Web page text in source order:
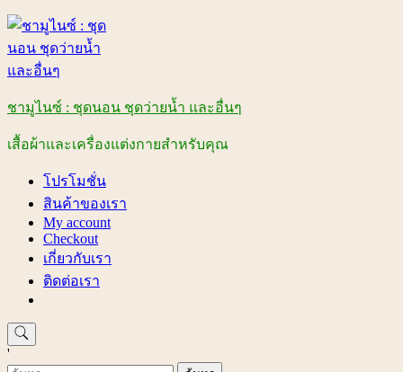
Skip
content
ชามูไนซ์ : ชุดนอน ชุดว่ายน้ำ และอื่นๆ
เสื้อผ้าและเครื่องแต่งกายสำหรับคุณ
โปรโมชั่น
สินค้าของเรา
My account
Checkout
เกี่ยวกับเรา
ติดต่อเรา
'